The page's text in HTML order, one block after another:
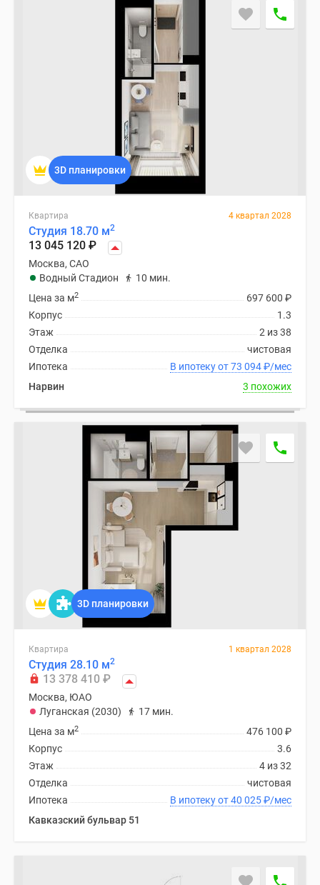
3D планировки
Квартира 4 квартал 2028
Студия 18.70 м2
13 045 120 ₽
Москва, САО
Водный Стадион
10 мин.
697 600 ₽
Цена за м2
1.3
Корпус
2 из 38
Этаж
чистовая
Отделка
В ипотеку от 73 094₽/мес
Ипотека
Нарвин
3 похожих
3D планировки
Квартира 1 квартал 2028
Студия 28.10 м2
13 378 410 ₽
Москва, ЮАО
Луганская (2030)
17 мин.
476 100 ₽
Цена за м2
3.6
Корпус
4 из 32
Этаж
чистовая
Отделка
В ипотеку от 40 025₽/мес
Ипотека
Кавказский бульвар 51